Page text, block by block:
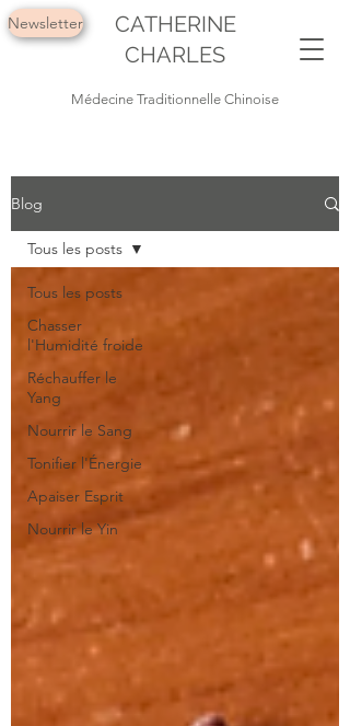
CATHERINE
CHARLES
Newsletter
Médecine Traditionnelle Chinoise
Blog
Tous les posts
Chasser
l'Humidité froide
Réchauffer le
Yang
Nourrir le Sang
Tonifier l'Énergie
Apaiser Esprit
Nourrir le Yin
Tous les posts